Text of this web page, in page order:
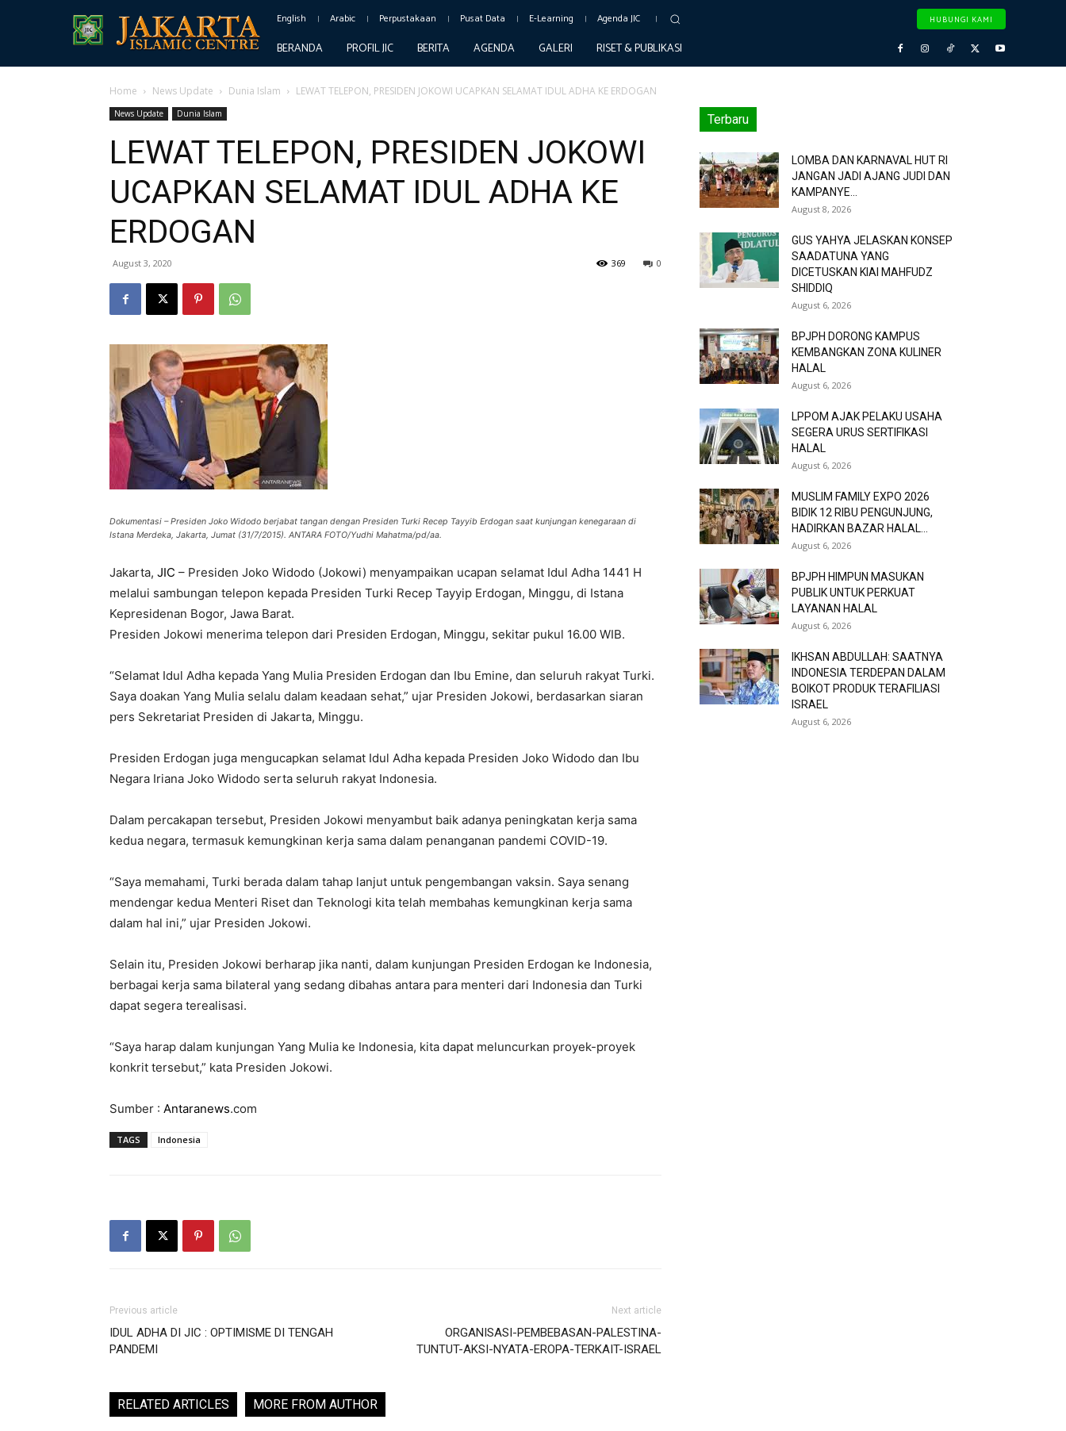
English Arabic Perpustakaan Pusat Data E-Learning Agenda JIC HUBUNGI KAMI
BERANDA PROFIL JIC BERITA AGENDA GALERI RISET & PUBLIKASI
Home News Update Dunia Islam LEWAT TELEPON, PRESIDEN JOKOWI UCAPKAN SELAMAT IDUL ADHA KE ERDOGAN
News Update Dunia Islam
LEWAT TELEPON, PRESIDEN JOKOWI
UCAPKAN SELAMAT IDUL ADHA KE
ERDOGAN
August 3, 2020 0
369
Dokumentasi – Presiden Joko Widodo berjabat tangan dengan Presiden Turki Recep Tayyib Erdogan saat kunjungan kenegaraan di
Istana Merdeka, Jakarta, Jumat (31/7/2015). ANTARA FOTO/Yudhi Mahatma/pd/aa.
Jakarta, JIC – Presiden Joko Widodo (Jokowi) menyampaikan ucapan selamat Idul Adha 1441 H
melalui sambungan telepon kepada Presiden Turki Recep Tayyip Erdogan, Minggu, di Istana
Kepresidenan Bogor, Jawa Barat.
Presiden Jokowi menerima telepon dari Presiden Erdogan, Minggu, sekitar pukul 16.00 WIB.
“Selamat Idul Adha kepada Yang Mulia Presiden Erdogan dan Ibu Emine, dan seluruh rakyat Turki.
Saya doakan Yang Mulia selalu dalam keadaan sehat,” ujar Presiden Jokowi, berdasarkan siaran
pers Sekretariat Presiden di Jakarta, Minggu.
Presiden Erdogan juga mengucapkan selamat Idul Adha kepada Presiden Joko Widodo dan Ibu
Negara Iriana Joko Widodo serta seluruh rakyat Indonesia.
Dalam percakapan tersebut, Presiden Jokowi menyambut baik adanya peningkatan kerja sama
kedua negara, termasuk kemungkinan kerja sama dalam penanganan pandemi COVID-19.
“Saya memahami, Turki berada dalam tahap lanjut untuk pengembangan vaksin. Saya senang
mendengar kedua Menteri Riset dan Teknologi kita telah membahas kemungkinan kerja sama
dalam hal ini,” ujar Presiden Jokowi.
Selain itu, Presiden Jokowi berharap jika nanti, dalam kunjungan Presiden Erdogan ke Indonesia,
berbagai kerja sama bilateral yang sedang dibahas antara para menteri dari Indonesia dan Turki
dapat segera terealisasi.
“Saya harap dalam kunjungan Yang Mulia ke Indonesia, kita dapat meluncurkan proyek-proyek
konkrit tersebut,” kata Presiden Jokowi.
Sumber : Antaranews.com
TAGS Indonesia
Previous article
IDUL ADHA DI JIC : OPTIMISME DI TENGAH
PANDEMI
Next article
ORGANISASI-PEMBEBASAN-PALESTINA-
TUNTUT-AKSI-NYATA-EROPA-TERKAIT-ISRAEL
RELATED ARTICLES MORE FROM AUTHOR
Terbaru
LOMBA DAN KARNAVAL HUT RI
JANGAN JADI AJANG JUDI DAN
KAMPANYE...
August 8, 2026
GUS YAHYA JELASKAN KONSEP
SAADATUNA YANG
DICETUSKAN KIAI MAHFUDZ
SHIDDIQ
August 6, 2026
BPJPH DORONG KAMPUS
KEMBANGKAN ZONA KULINER
HALAL
August 6, 2026
LPPOM AJAK PELAKU USAHA
SEGERA URUS SERTIFIKASI
HALAL
August 6, 2026
MUSLIM FAMILY EXPO 2026
BIDIK 12 RIBU PENGUNJUNG,
HADIRKAN BAZAR HALAL...
August 6, 2026
BPJPH HIMPUN MASUKAN
PUBLIK UNTUK PERKUAT
LAYANAN HALAL
August 6, 2026
IKHSAN ABDULLAH: SAATNYA
INDONESIA TERDEPAN DALAM
BOIKOT PRODUK TERAFILIASI
ISRAEL
August 6, 2026